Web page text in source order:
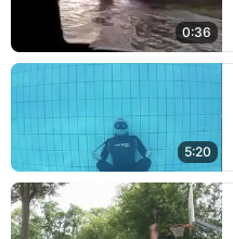
0:36
5:20